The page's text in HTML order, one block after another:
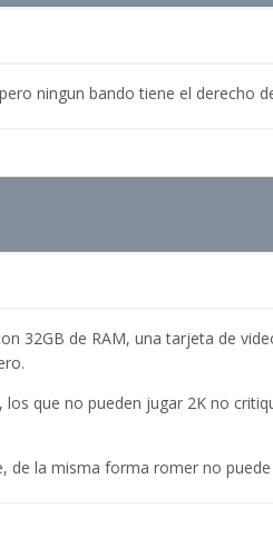
ningun bando tiene el derecho
32GB de RAM, una tarjeta de
que no pueden jugar 2K no
la misma forma romer no